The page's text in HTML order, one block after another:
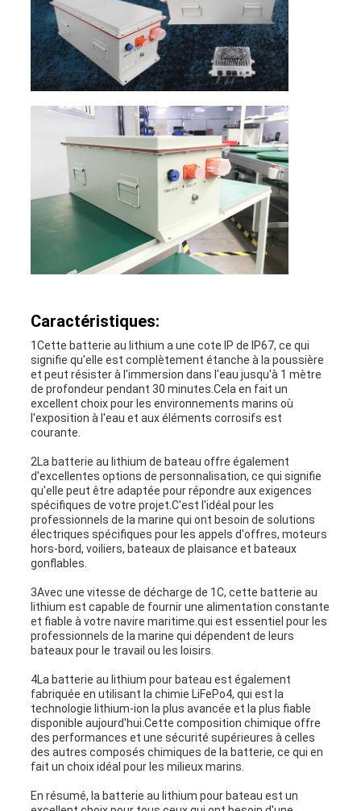
Caractéristiques:
1Cette batterie au lithium a une cote IP de IP67, ce qui
signifie qu'elle est complètement étanche à la poussière
et peut résister à l'immersion dans l'eau jusqu'à 1 mètre
de profondeur pendant 30 minutes.Cela en fait un
excellent choix pour les environnements marins où
l'exposition à l'eau et aux éléments corrosifs est
courante.
2La batterie au lithium de bateau offre également
d'excellentes options de personnalisation, ce qui signifie
qu'elle peut être adaptée pour répondre aux exigences
spécifiques de votre projet.C'est l'idéal pour les
professionnels de la marine qui ont besoin de solutions
électriques spécifiques pour les appels d'offres, moteurs
hors-bord, voiliers, bateaux de plaisance et bateaux
gonflables.
3Avec une vitesse de décharge de 1C, cette batterie au
lithium est capable de fournir une alimentation constante
et fiable à votre navire maritime.qui est essentiel pour les
professionnels de la marine qui dépendent de leurs
bateaux pour le travail ou les loisirs.
4La batterie au lithium pour bateau est également
fabriquée en utilisant la chimie LiFePo4, qui est la
technologie lithium-ion la plus avancée et la plus fiable
disponible aujourd'hui.Cette composition chimique offre
des performances et une sécurité supérieures à celles
des autres composés chimiques de la batterie, ce qui en
fait un choix idéal pour les milieux marins.
En résumé, la batterie au lithium pour bateau est un